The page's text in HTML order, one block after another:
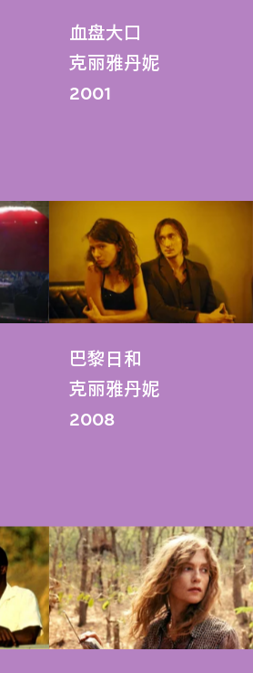
血盘大口
克丽雅丹妮
2001
巴黎日和
克丽雅丹妮
2008